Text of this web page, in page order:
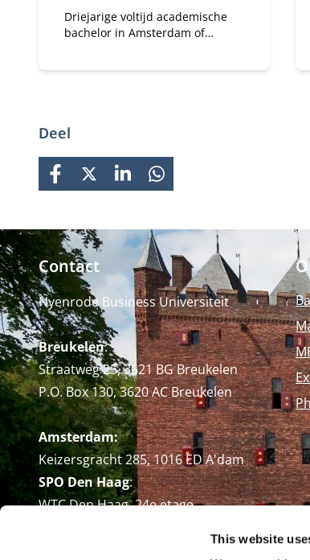
This website
Driejarige voltijd academische
bachelor in Amsterdam of
Deel
FACEBOOK
X LINKEDINWHATSAPP
Contact
Nyenrode Business Universiteit
Breukelen:
Straatweg 25, 3621 BG Breukelen
P.O. Box 130, 3620 AC Breukelen
Amsterdam:
Keizersgracht 285, 1016 ED A'dam
SPO Den Haag:
WTC Den Haag, 24e etage